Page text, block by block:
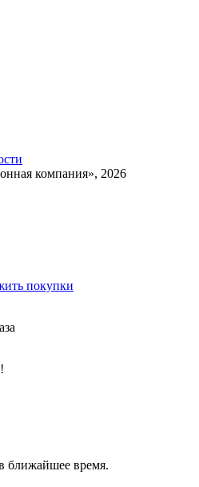
компания», 2026
покупки
ближайшее время.